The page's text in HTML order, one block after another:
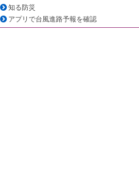
知る防災
アプリで台風進路予報を確認